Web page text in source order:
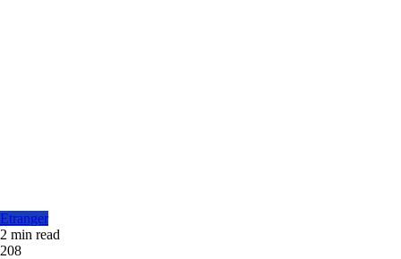
Etranger
2 min read
208